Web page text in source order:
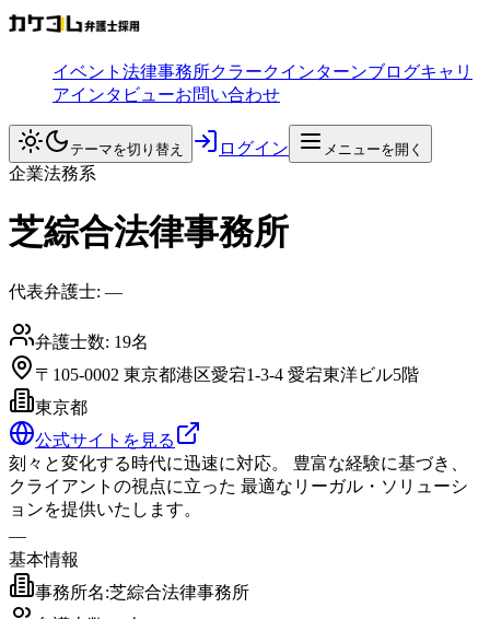
イベント 法律事務所クラークインターンブログキャリ
アインタビューお問い合わせ
テーマを切り替え ログイン メニューを開く
企業法務系
芝綜合法律事務所
代表弁護士: ―
弁護士数: 19名
〒105-0002 東京都港区愛宕1-3-4 愛宕東洋ビル5階
東京都
公式サイトを見る
刻々と変化する時代に迅速に対応。 豊富な経験に基づき、
クライアントの視点に立った 最適なリーガル・ソリューシ
ョンを提供いたします。
―
基本情報
事務所名:芝綜合法律事務所